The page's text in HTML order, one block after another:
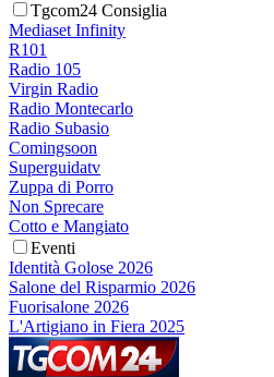
Tgcom24 Consiglia
Mediaset Infinity
R101
Radio 105
Virgin Radio
Radio Montecarlo
Radio Subasio
Comingsoon
Superguidatv
Zuppa di Porro
Non Sprecare
Cotto e Mangiato
Eventi
Identità Golose 2026
Salone del Risparmio 2026
Fuorisalone 2026
L'Artigiano in Fiera 2025